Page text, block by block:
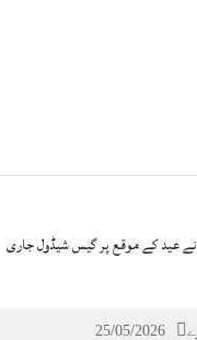
عید کے موقع پر گیس شیڈول جاری
25/05/2026